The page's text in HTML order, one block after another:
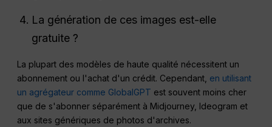
La génération de ces images est-elle
gratuite ?
La plupart des modèles de haute qualité nécessitent un
abonnement ou l'achat d'un crédit. Cependant, en utilisant
un agrégateur comme GlobalGPT est souvent moins cher
que de s'abonner séparément à Midjourney, Ideogram et
aux sites génériques de photos d'archives.